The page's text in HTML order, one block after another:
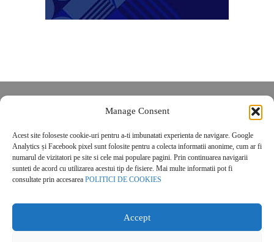
Manage Consent
Acest site foloseste cookie-uri pentru a-ti imbunatati experienta de navigare. Google
Analytics și Facebook pixel sunt folosite pentru a colecta informatii anonime, cum ar fi
numarul de vizitatori pe site si cele mai populare pagini. Prin continuarea navigarii
sunteti de acord cu utilizarea acestui tip de fisiere. Mai multe informatii pot fi
consultate prin accesarea POLITICI DE COOKIES
Accept
POLITICĂ DE CONFIDENȚIALITATE
Politica de cookies